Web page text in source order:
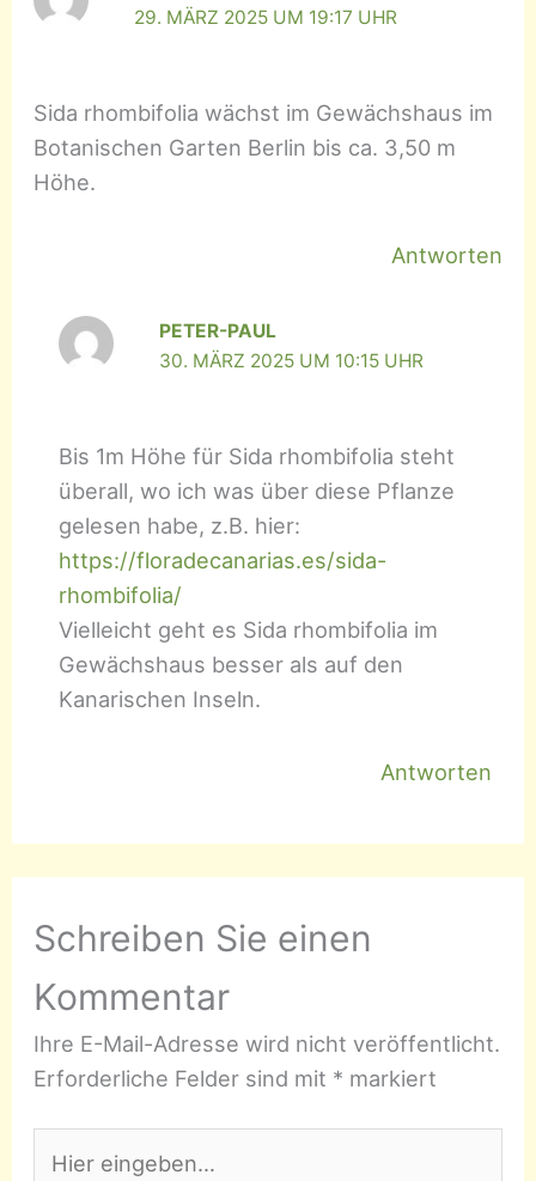
29. MÄRZ 2025 UM 19:17 UHR
Sida rhombifolia wächst im Gewächshaus im
Botanischen Garten Berlin bis ca. 3,50 m
Höhe.
Antworten
PETER-PAUL
30. MÄRZ 2025 UM 10:15 UHR
Bis 1m Höhe für Sida rhombifolia steht
überall, wo ich was über diese Pflanze
gelesen habe, z.B. hier:
https://floradecanarias.es/sida-
rhombifolia/
Vielleicht geht es Sida rhombifolia im
Gewächshaus besser als auf den
Kanarischen Inseln.
Antworten
Schreiben Sie einen
Kommentar
Ihre E-Mail-Adresse wird nicht veröffentlicht.
Erforderliche Felder sind mit * markiert